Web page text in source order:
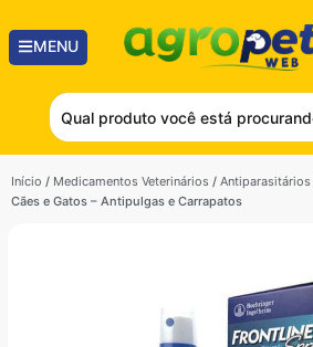
MENU
Início / Medicamentos Veterinários / Antiparasitários
Cães e Gatos – Antipulgas e Carrapatos